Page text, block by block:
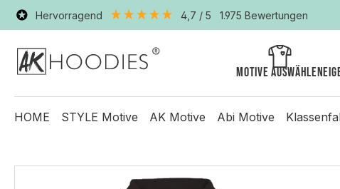
Hervorragend 4,7 / 5 1.975 Bewertungen
Motive auswählen
HOME STYLE Motive AK Motive Abi Motive